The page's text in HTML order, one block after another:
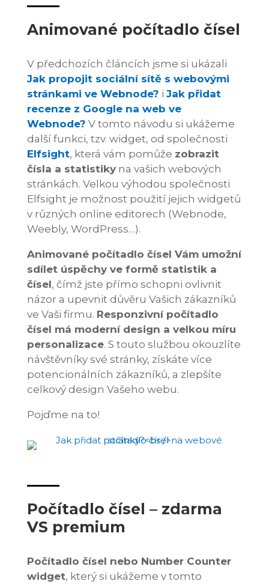
Animované počítadlo čísel
V předchozích článcích jsme si ukázali
Jak propojit sociální sítě s webovými
stránkami ve Webnode? i Jak přidat
recenze z Google na web ve
Webnode? V tomto návodu si ukážeme
další funkci, tzv. widget, od společnosti
Elfsight, která vám pomůže zobrazit
čísla a statistikyna vašich webových
stránkách. Velkou výhodou společnosti
Elfsight je možnost použití jejich widgetů
v různých online editorech (Webnode,
Weebly, WordPress…).
Animované počítadlo čísel Vám umožní
sdílet úspěchy ve formě statistik a
čísel, čímž jste přímo schopni ovlivnit
názor a upevnit důvěru Vašich zákazníků
ve Vaši firmu. Responzivní počítadlo
čísel má moderní design a velkou míru
personalizace. S touto službou okouzlíte
návštěvníky své stránky, získáte více
potencionálních zákazníků, a zlepšíte
celkový design Vašeho webu.
Pojďme na to!
Počítadlo čísel – zdarma
VS premium
Počítadlo čísel nebo Number Counter
widget, který si ukážeme v tomto